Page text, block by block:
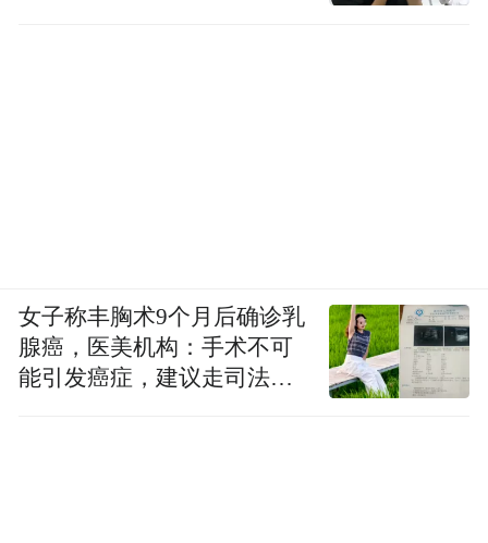
女子称丰胸术9个月后确诊乳
腺癌，医美机构：手术不可
能引发癌症，建议走司法途